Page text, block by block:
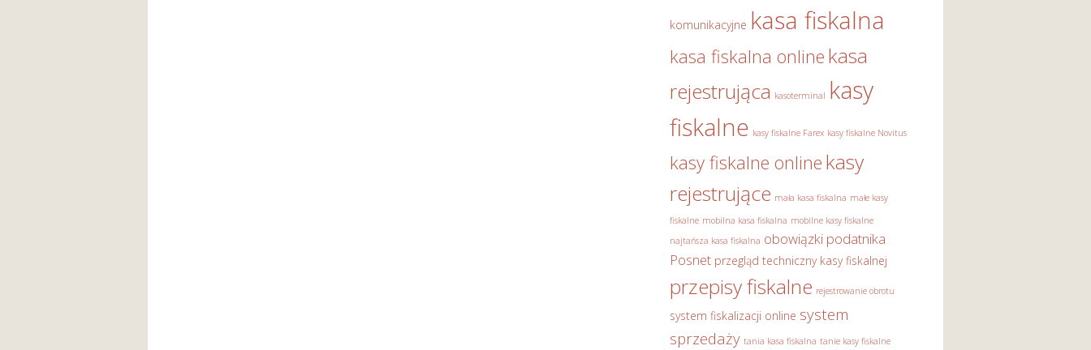
komunikacyjne kasa fiskalna
kasa fiskalna online kasa
rejestrująca kasoterminal kasy
fiskalne kasy fiskalne Farex kasy fiskalne Novitus
kasy fiskalne online kasy
rejestrujące mała kasa fiskalna małe kasy
fiskalne mobilna kasa fiskalna mobilne kasy fiskalne
najtańsza kasa fiskalna obowiązki podatnika
Posnet przegląd techniczny kasy fiskalnej
przepisy fiskalne rejestrowanie obrotu
system fiskalizacji online system
sprzedaży tania kasa fiskalna tanie kasy fiskalne